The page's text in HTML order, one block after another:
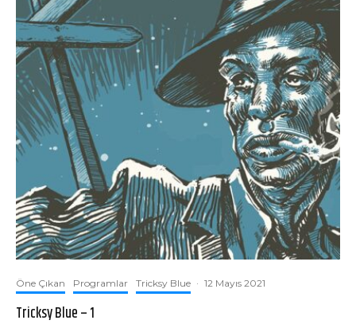
Öne Çıkan Programlar Tricksy Blue · 12 Mayıs 2021
Tricksy Blue – 1